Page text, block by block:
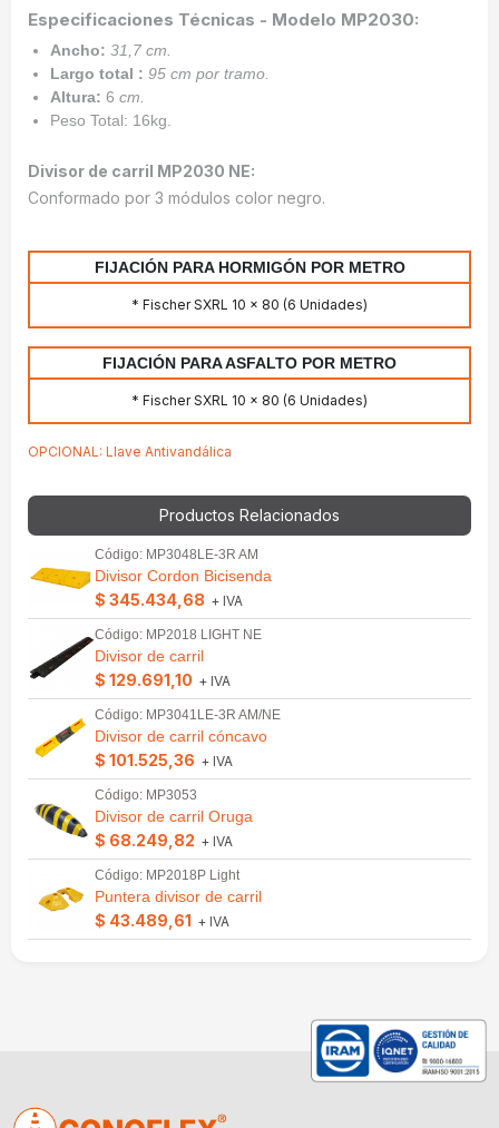
Especificaciones Técnicas - Modelo MP2030:
Ancho: 31,7 cm.
Largo total : 95 cm por tramo.
Altura: 6 cm.
Peso Total: 16kg.
Divisor de carril MP2030 NE:
Conformado por 3 módulos color negro.
FIJACIÓN PARA HORMIGÓN POR METRO
* Fischer SXRL 10 x 80 (6 Unidades)
FIJACIÓN PARA ASFALTO POR METRO
* Fischer SXRL 10 x 80 (6 Unidades)
OPCIONAL: Llave Antivandálica
Productos Relacionados
Código: MP3048LE-3R AM
Divisor Cordon Bicisenda
$ 345.434,68 + IVA
Código: MP2018 LIGHT NE
Divisor de carril
$ 129.691,10 + IVA
Código: MP3041LE-3R AM/NE
Divisor de carril cóncavo
$ 101.525,36 + IVA
Código: MP3053
Divisor de carril Oruga
$ 68.249,82 + IVA
Código: MP2018P Light
Puntera divisor de carril
$ 43.489,61 + IVA